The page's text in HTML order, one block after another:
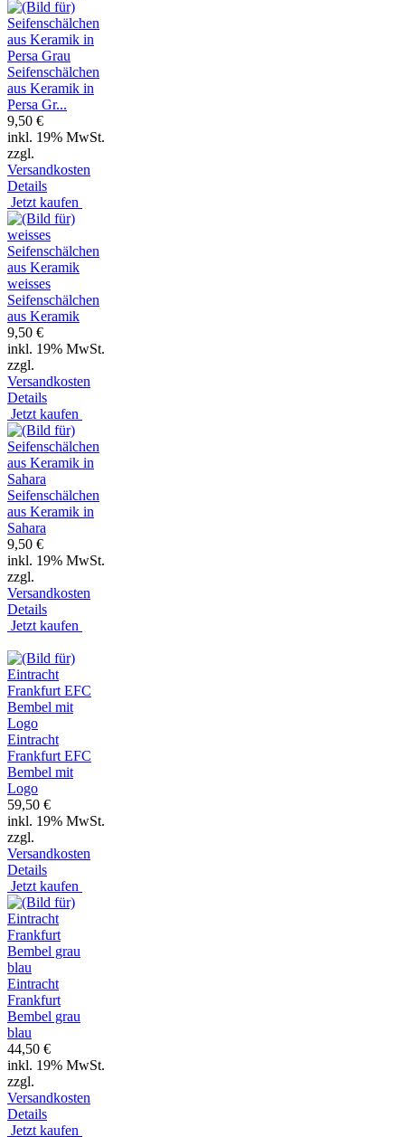
Seifenschälchen
aus Keramik in
Persa Gr...
9,50 €
inkl. 19% MwSt.
zzgl.
Versandkosten
Details
Jetzt kaufen
weisses
Seifenschälchen
aus Keramik
9,50 €
inkl. 19% MwSt.
zzgl.
Versandkosten
Details
Jetzt kaufen
Seifenschälchen
aus Keramik in
Sahara
9,50 €
inkl. 19% MwSt.
zzgl.
Versandkosten
Details
Jetzt kaufen
Eintracht
Frankfurt EFC
Bembel mit
Logo
59,50 €
inkl. 19% MwSt.
zzgl.
Versandkosten
Details
Jetzt kaufen
Eintracht
Frankfurt
Bembel grau
blau
44,50 €
inkl. 19% MwSt.
zzgl.
Versandkosten
Details
Jetzt kaufen